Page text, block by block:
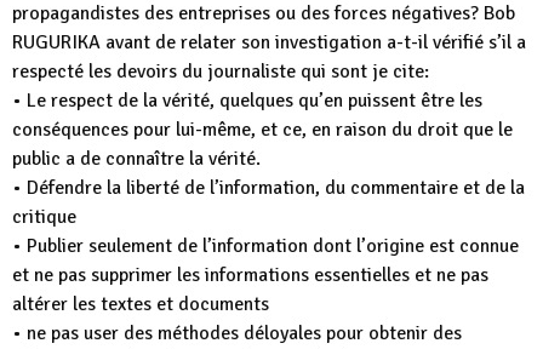
propagandistes des entreprises ou des forces négatives? Bob
RUGURIKA avant de relater son investigation a-t-il vérifié s’il a
respecté les devoirs du journaliste qui sont je cite:
• Le respect de la vérité, quelques qu’en puissent être les
conséquences pour lui-même, et ce, en raison du droit que le
public a de connaître la vérité.
• Défendre la liberté de l’information, du commentaire et de la
critique
• Publier seulement de l’information dont l’origine est connue
et ne pas supprimer les informations essentielles et ne pas
altérer les textes et documents
• ne pas user des méthodes déloyales pour obtenir des